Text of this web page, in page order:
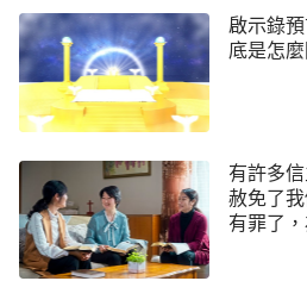
作是以道成肉身的身份出現
神就是白色大寶座前審判人的
身，總之作審判工作的那就是
這是根據他的作工而定的，并
——《話在肉身顯現·敗
現在的征服工作就是為了
啟示錄
底是怎
有許多
赦免了
有罪了